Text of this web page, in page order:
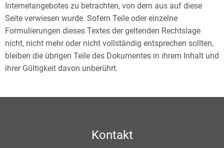
Internetangebotes zu betrachten, von dem aus auf diese
Seite verwiesen wurde. Sofern Teile oder einzelne
Formulierungen dieses Textes der geltenden Rechtslage
nicht, nicht mehr oder nicht vollständig entsprechen sollten,
bleiben die übrigen Teile des Dokumentes in ihrem Inhalt und
ihrer Gültigkeit davon unberührt.
Kontakt